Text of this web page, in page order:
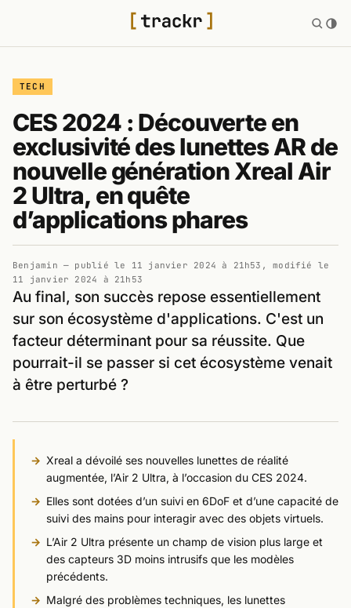
TECH
CES 2024 : Découverte en
exclusivité des lunettes AR de
nouvelle génération Xreal Air
2 Ultra, en quête
d’applications phares
Benjamin — publié le 11 janvier 2024 à 21h53 , modifié le
11 janvier 2024 à 21h53
Au final, son succès repose essentiellement
sur son écosystème d'applications. C'est un
facteur déterminant pour sa réussite. Que
pourrait-il se passer si cet écosystème venait
à être perturbé ?
Xreal a dévoilé ses nouvelles lunettes de réalité
augmentée, l’Air 2 Ultra, à l’occasion du CES 2024.
Elles sont dotées d’un suivi en 6DoF et d’une capacité de
suivi des mains pour interagir avec des objets virtuels.
L’Air 2 Ultra présente un champ de vision plus large et
des capteurs 3D moins intrusifs que les modèles
précédents.
Malgré des problèmes techniques, les lunettes